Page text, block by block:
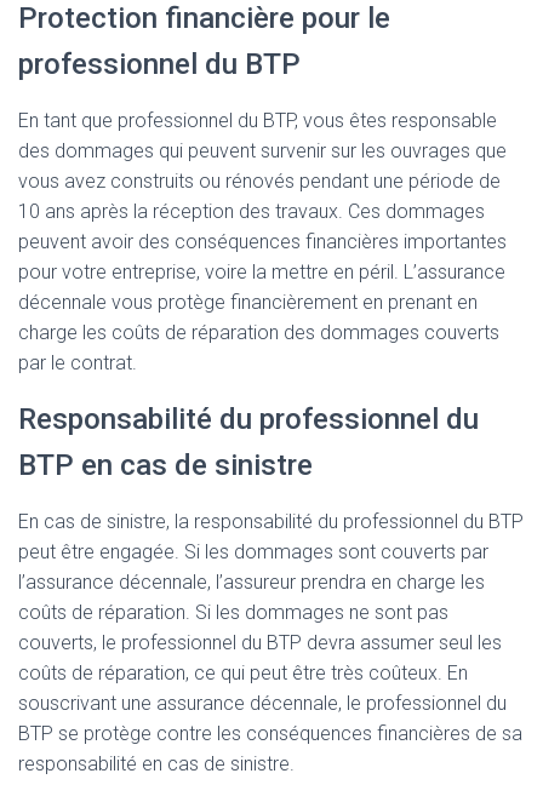
Protection financière pour le
professionnel du BTP
En tant que professionnel du BTP, vous êtes responsable
des dommages qui peuvent survenir sur les ouvrages que
vous avez construits ou rénovés pendant une période de
10 ans après la réception des travaux. Ces dommages
peuvent avoir des conséquences financières importantes
pour votre entreprise, voire la mettre en péril. L’assurance
décennale vous protège financièrement en prenant en
charge les coûts de réparation des dommages couverts
par le contrat.
Responsabilité du professionnel du
BTP en cas de sinistre
En cas de sinistre, la responsabilité du professionnel du BTP
peut être engagée. Si les dommages sont couverts par
l’assurance décennale, l’assureur prendra en charge les
coûts de réparation. Si les dommages ne sont pas
couverts, le professionnel du BTP devra assumer seul les
coûts de réparation, ce qui peut être très coûteux. En
souscrivant une assurance décennale, le professionnel du
BTP se protège contre les conséquences financières de sa
responsabilité en cas de sinistre.